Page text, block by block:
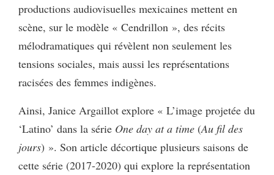
productions audiovisuelles mexicaines mettent en
scène, sur le modèle « Cendrillon », des récits
mélodramatiques qui révèlent non seulement les
tensions sociales, mais aussi les représentations
racisées des femmes indigènes.
Ainsi, Janice Argaillot explore « L’image projetée du
‘Latino’ dans la série One day at a time (Au fil des
jours) ». Son article décortique plusieurs saisons de
cette série (2017-2020) qui explore la représentation